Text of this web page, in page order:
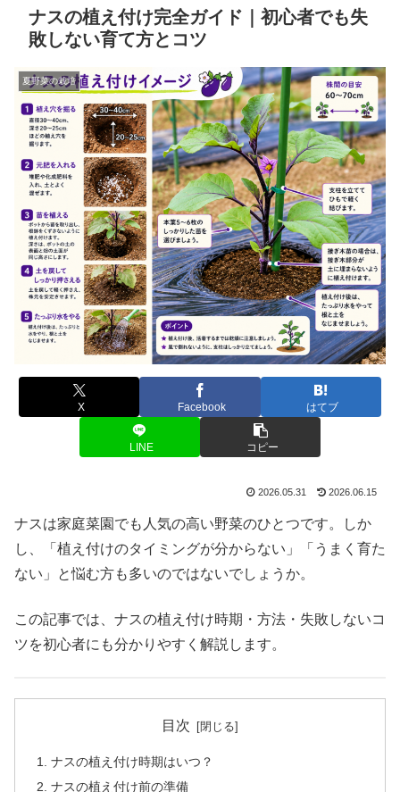
ナスの植え付け完全ガイド｜初心者でも失
敗しない育て方とコツ
夏野菜の栽培
X Facebook はてブ
LINE コピー
2026.05.31 2026.06.15
ナスは家庭菜園でも人気の高い野菜のひとつです。しか
し、「植え付けのタイミングが分からない」「うまく育た
ない」と悩む方も多いのではないでしょうか。
この記事では、ナスの植え付け時期・方法・失敗しないコ
ツを初心者にも分かりやすく解説します。
目次
ナスの植え付け時期はいつ？
ナスの植え付け前の準備